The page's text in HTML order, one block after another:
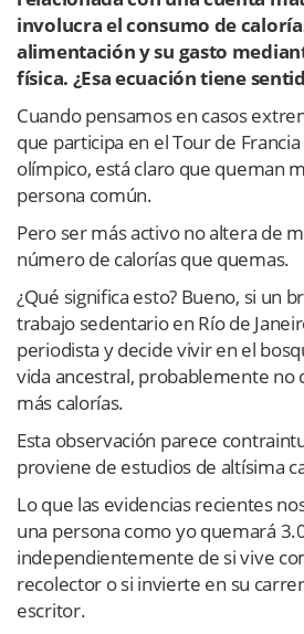
involucra el consumo de
alimentación y su gasto
física. ¿Esa ecuación tiene
Cuando pensamos en casos
que participa en el Tour de
olímpico, está claro que queman
persona común.
Pero ser más activo no altera de
número de calorías que quemas.
¿Qué significa esto? Bueno, si un
trabajo sedentario en Río de
periodista y decide vivir en el
vida ancestral, probablemente no
más calorías.
Esta observación parece
proviene de estudios de altísima
Lo que las evidencias recientes
una persona como yo quemará
independientemente de si vive
recolector o si invierte en su
escritor.